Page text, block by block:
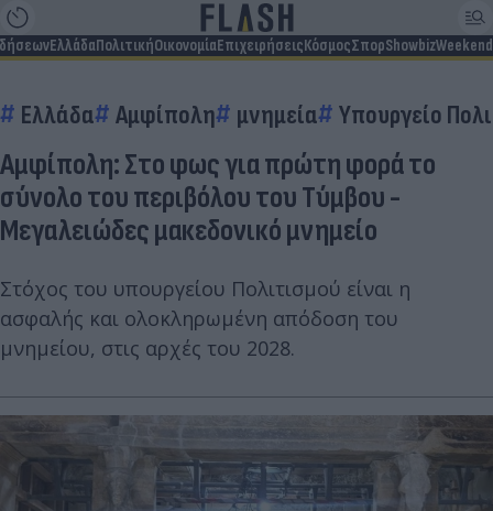
ΕλλάδαΠολιτικήΟικονομίαΕπιχειρήσειςΚόσμοςΣπορShowbizWeekend
Ελλάδα Αμφίπολη μνημεία Υπουργείο
Αμφίπολη: Στο φως για πρώτη φορά το
σύνολο του περιβόλου του Τύμβου -
Μεγαλειώδες μακεδονικό μνημείο
Στόχος του υπουργείου Πολιτισμού είναι η
ασφαλής και ολοκληρωμένη απόδοση του
μνημείου, στις αρχές του 2028.